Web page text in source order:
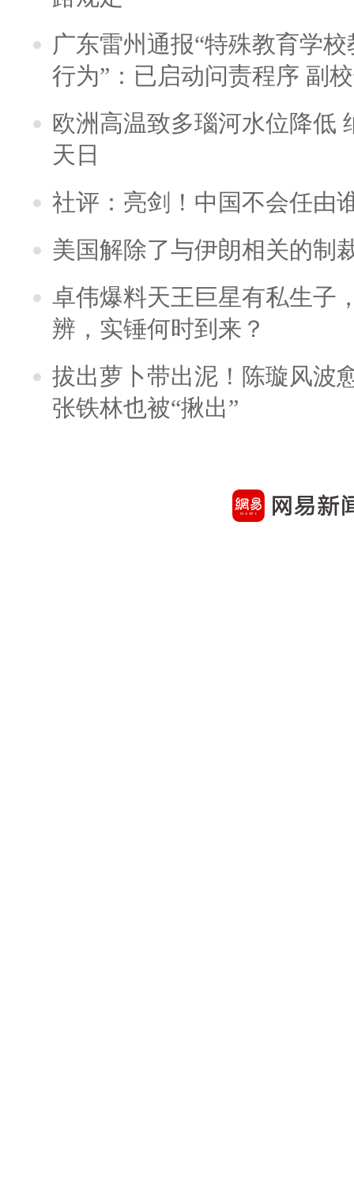
广东雷州通报“特殊教育学
行为”：已启动问责程序 副
欧洲高温致多瑙河水位降低
天日
社评：亮剑！中国不会任由
美国解除了与伊朗相关的制
卓伟爆料天王巨星有私生子
辨，实锤何时到来？
拔出萝卜带出泥！陈璇风波
张铁林也被“揪出”